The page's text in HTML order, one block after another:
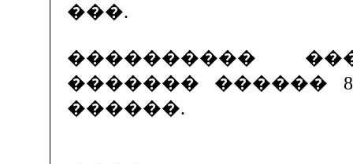
���.
����������
������� ������
������.